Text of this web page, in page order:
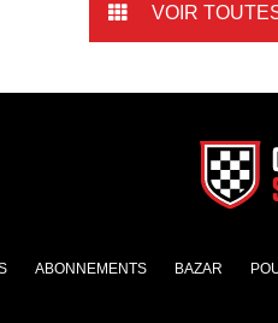
VOIR
ABONNEMENTS BAZAR